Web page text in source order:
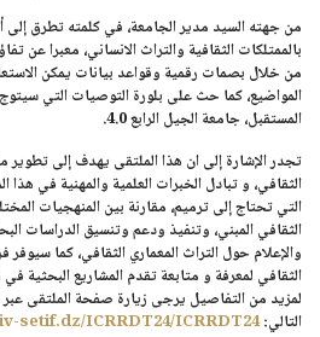
من جهته السيد مدير الجامعة، في كلمته تطرق إلى
بالممتلكات الثقافية والتراث الانساني، معبرا عن
من خلال بصمات رقمية وقواعد بيانات يمكن
المواضيع، كما حث على بلورة التوصيات التي
المستقبل، جامعة الجيل الرابع 4.0.
تجدر الإشارة إلى ان هذا الملتقى يهدف إلى تطوير
الثقافي، و تبادل الخبرات العلمية والمهنية في هذا
التي تحتاج إلى ترميم، مقارنة بين المنهجيات
الثقافي المبني، وتنفيذ ودعم وتنسيق الدراسات
والإعلام حول التراث المعماري الثقافي، كما
الثقافي لمعرفة و متابعة تقدم المشاريع البحثية
لمزيد من التفاصيل يرجى زيارة صفحة الملتقى عبر
التالي:setif.dz/ICRRDT24/ICRRDT24